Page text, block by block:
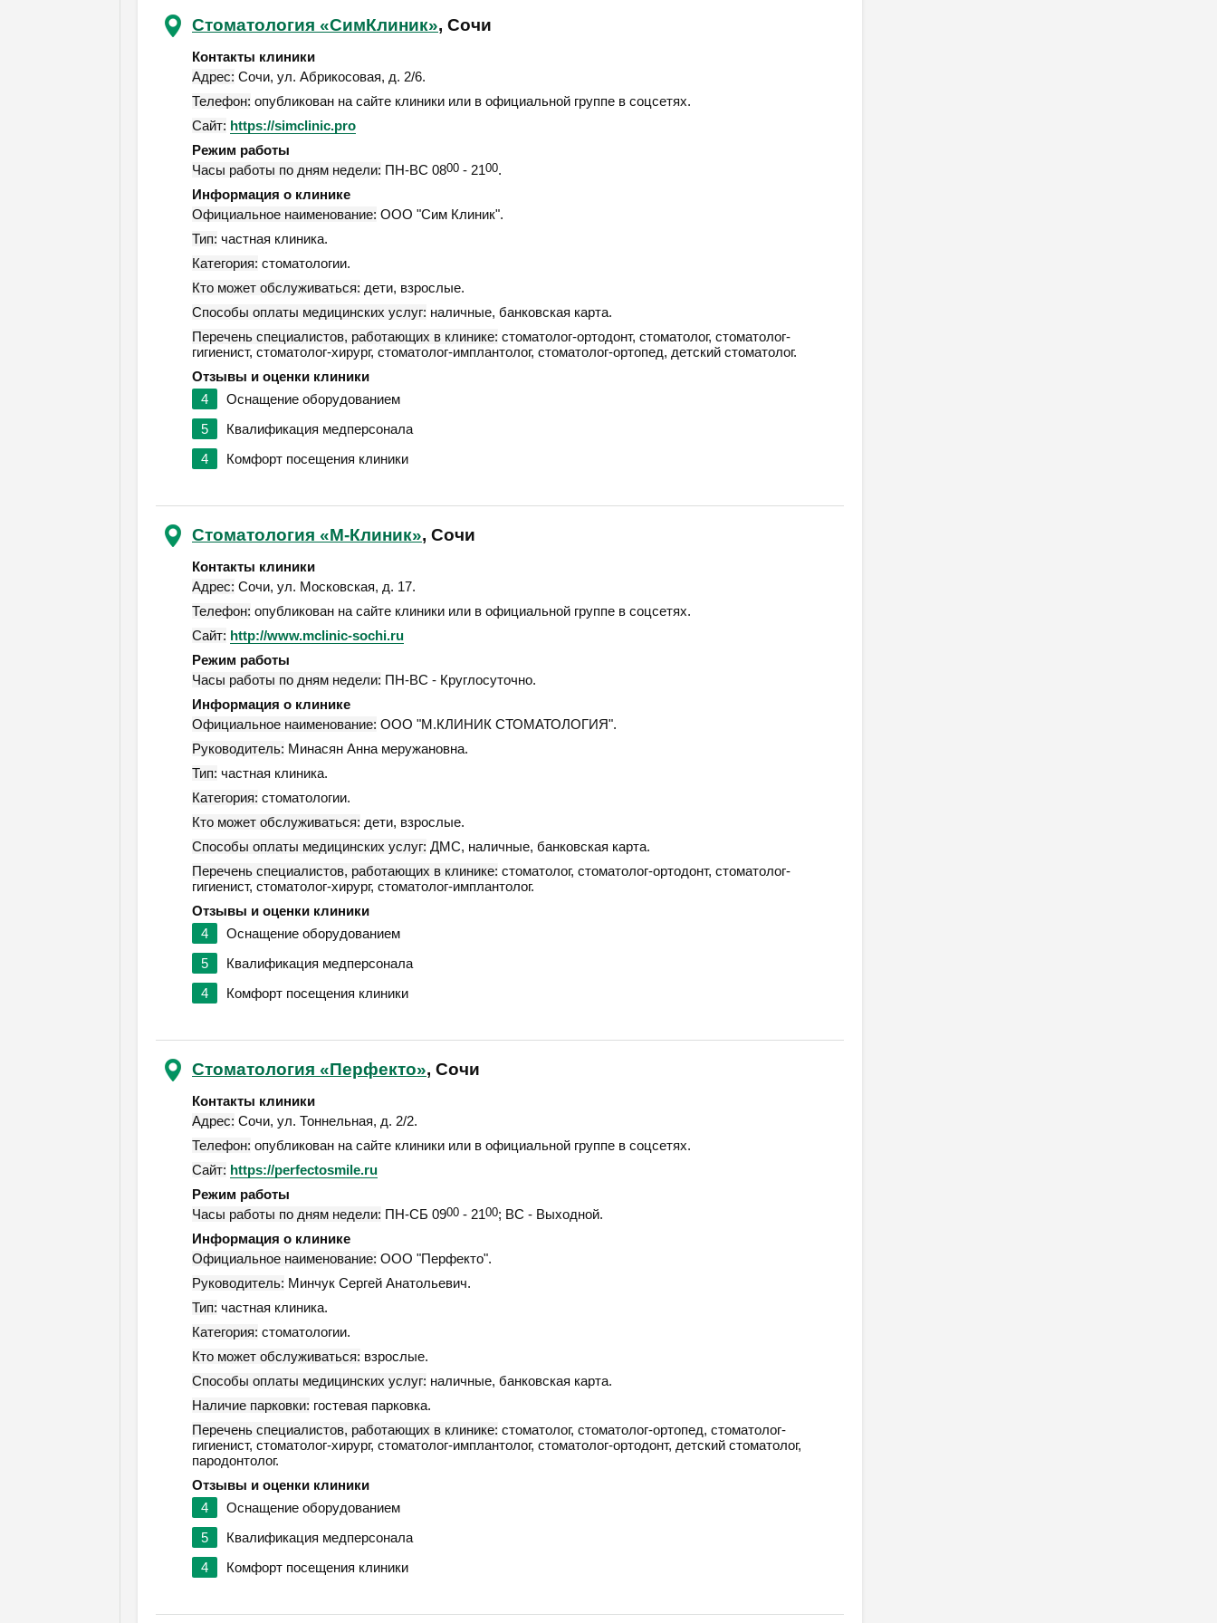
Стоматология «СимКлиник», Сочи
Контакты клиники
Адрес: Сочи, ул. Абрикосовая, д. 2/6.
Телефон: опубликован на сайте клиники или в официальной группе в соцсетях.
Сайт: https://simclinic.pro
Режим работы
Часы работы по дням недели: ПН-ВС 0800 - 2100.
Информация о клинике
Официальное наименование: ООО "Сим Клиник".
Тип: частная клиника.
Категория: стоматологии.
Кто может обслуживаться: дети, взрослые.
Способы оплаты медицинских услуг: наличные, банковская карта.
Перечень специалистов, работающих в клинике: стоматолог-ортодонт, стоматолог, стоматолог-
гигиенист, стоматолог-хирург, стоматолог-имплантолог, стоматолог-ортопед, детский стоматолог.
Отзывы и оценки клиники
4
Оснащение оборудованием
5
Квалификация медперсонала
4
Комфорт посещения клиники
Стоматология «М-Клиник», Сочи
Контакты клиники
Адрес: Сочи, ул. Московская, д. 17.
Телефон: опубликован на сайте клиники или в официальной группе в соцсетях.
Сайт: http://www.mclinic-sochi.ru
Режим работы
Часы работы по дням недели: ПН-ВС - Круглосуточно.
Информация о клинике
Официальное наименование: ООО "М.КЛИНИК СТОМАТОЛОГИЯ".
Руководитель: Минасян Анна меружановна.
Тип: частная клиника.
Категория: стоматологии.
Кто может обслуживаться: дети, взрослые.
Способы оплаты медицинских услуг: ДМС, наличные, банковская карта.
Перечень специалистов, работающих в клинике: стоматолог, стоматолог-ортодонт, стоматолог-
гигиенист, стоматолог-хирург, стоматолог-имплантолог.
Отзывы и оценки клиники
4
Оснащение оборудованием
5
Квалификация медперсонала
4
Комфорт посещения клиники
Стоматология «Перфекто», Сочи
Контакты клиники
Адрес: Сочи, ул. Тоннельная, д. 2/2.
Телефон: опубликован на сайте клиники или в официальной группе в соцсетях.
Сайт: https://perfectosmile.ru
Режим работы
Часы работы по дням недели: ПН-СБ 0900 - 2100; ВС - Выходной.
Информация о клинике
Официальное наименование: ООО "Перфекто".
Руководитель: Минчук Сергей Анатольевич.
Тип: частная клиника.
Категория: стоматологии.
Кто может обслуживаться: взрослые.
Способы оплаты медицинских услуг: наличные, банковская карта.
Наличие парковки: гостевая парковка.
Перечень специалистов, работающих в клинике: стоматолог, стоматолог-ортопед, стоматолог-
гигиенист, стоматолог-хирург, стоматолог-имплантолог, стоматолог-ортодонт, детский стоматолог,
пародонтолог.
Отзывы и оценки клиники
4
Оснащение оборудованием
5
Квалификация медперсонала
4
Комфорт посещения клиники